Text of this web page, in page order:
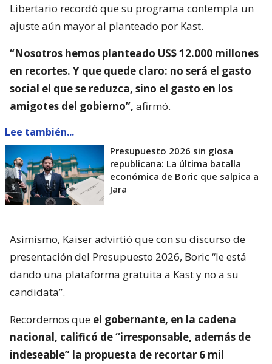
Libertario recordó que su programa contempla un
ajuste aún mayor al planteado por Kast.
“Nosotros hemos planteado US$ 12.000 millones
en recortes. Y que quede claro: no será el gasto
social el que se reduzca, sino el gasto en los
amigotes del gobierno”, afirmó.
Lee también...
Presupuesto 2026 sin glosa
republicana: La última batalla
económica de Boric que salpica a
Jara
Asimismo, Kaiser advirtió que con su discurso de
presentación del Presupuesto 2026, Boric “le está
dando una plataforma gratuita a Kast y no a su
candidata”.
Recordemos que el gobernante, en la cadena
nacional, calificó de “irresponsable, además de
indeseable” la propuesta de recortar 6 mil